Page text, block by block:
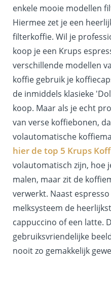
enkele mooie modellen
Hiermee zet je een
filterkoffie. Wil je
koop je een Krups
verschillende modellen
koffie gebruik je
de inmiddels klasieke
koop. Maar als je echt
van verse koffiebonen,
volautomatische
hier de top 5 Krups
volautomatisch zijn, hoe
malen, maar zit de
verwerkt. Naast
melksysteem de
cappuccino of een latte.
gebruiksvriendelijke
nooit zo gemakkelijk